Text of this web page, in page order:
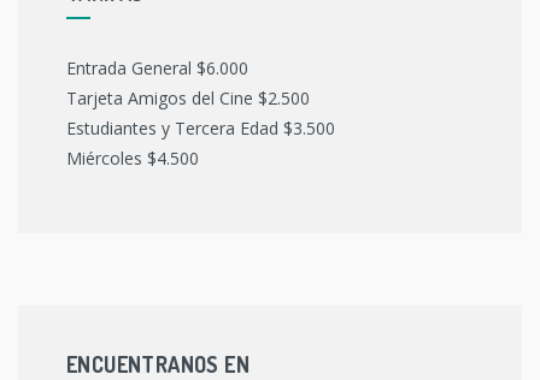
Entrada General $6.000
Tarjeta Amigos del Cine $2.500
Estudiantes y Tercera Edad $3.500
Miércoles $4.500
ENCUENTRANOS EN